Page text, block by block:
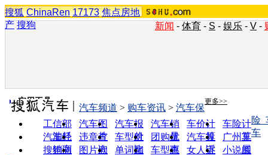
搜狐 ChinaRen 17173 焦点房地
产 搜狗 新闻 - 体育 - S - 娱乐 - V -
实用工具 更多>>
工信部
油耗
汽车图
片
汽车报
价
汽车销
量
车价计
算
车险计
算
汽车经
销商
违章查
询
车型对
比
团购优
惠
汽车投
诉
广州车
展
搜狗浏
图片欣
单词翻
车型查
女人宝
小说阅
汽车频道 > 购车资讯 > 汽车保
险
车